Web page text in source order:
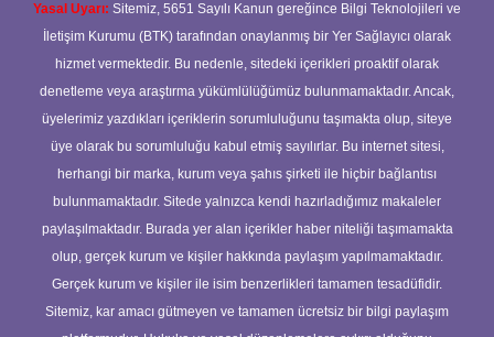
Yasal Uyarı: Sitemiz, 5651 Sayılı Kanun gereğince Bilgi Teknolojileri ve
İletişim Kurumu (BTK) tarafından onaylanmış bir Yer Sağlayıcı olarak
hizmet vermektedir. Bu nedenle, sitedeki içerikleri proaktif olarak
denetleme veya araştırma yükümlülüğümüz bulunmamaktadır. Ancak,
üyelerimiz yazdıkları içeriklerin sorumluluğunu taşımakta olup, siteye
üye olarak bu sorumluluğu kabul etmiş sayılırlar. Bu internet sitesi,
herhangi bir marka, kurum veya şahıs şirketi ile hiçbir bağlantısı
bulunmamaktadır. Sitede yalnızca kendi hazırladığımız makaleler
paylaşılmaktadır. Burada yer alan içerikler haber niteliği taşımamakta
olup, gerçek kurum ve kişiler hakkında paylaşım yapılmamaktadır.
Gerçek kurum ve kişiler ile isim benzerlikleri tamamen tesadüfidir.
Sitemiz, kar amacı gütmeyen ve tamamen ücretsiz bir bilgi paylaşım